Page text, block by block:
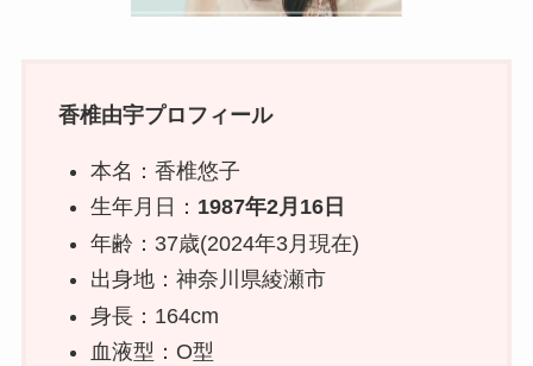
香椎由宇プロフィール
本名：香椎悠子
生年月日： 1987年2月16日
年齢：37歳(2024年3月現在)
出身地：神奈川県綾瀬市
身長：164cm
血液型：O型